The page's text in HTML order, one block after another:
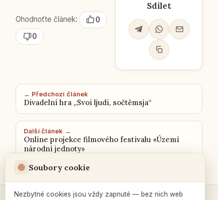
Ohodnoťte článek:
0
0
Sdílet
← Předchozí článek
Divadelní hra „Svoi ljudi, sočtěmsja“
Další článek →
Online projekce filmového festivalu «Území
národní jednoty»
Soubory cookie
Nezbytné cookies jsou vždy zapnuté — bez nich web